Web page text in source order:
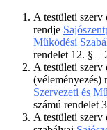
A testületi szerv
rendje
Működési
rendelet 12. § –
A testületi szerv
(véleményezés)
Szervezeti és
számú rendelet
A testületi szerv